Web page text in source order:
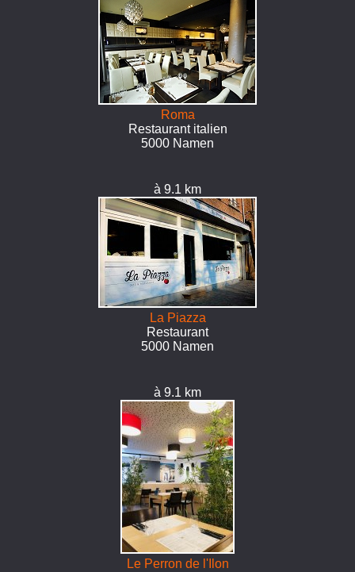
Roma
Restaurant italien
5000 Namen
à 9.1 km
La Piazza
Restaurant
5000 Namen
à 9.1 km
Le Perron de l'Ilon